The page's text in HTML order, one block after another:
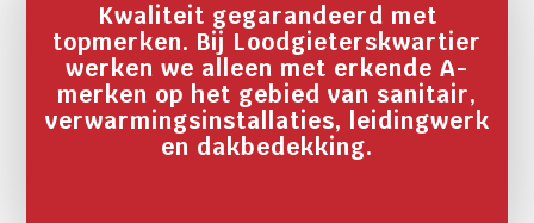
Kwaliteit gegarandeerd met
topmerken. Bij Loodgieterskwartier
werken we alleen met erkende A-
merken op het gebied van sanitair,
verwarmingsinstallaties, leidingwerk
en dakbedekking.